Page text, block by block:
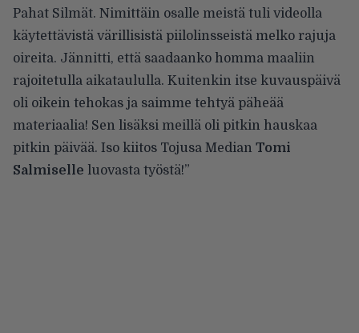
Pahat Silmät. Nimittäin osalle meistä tuli videolla
käytettävistä värillisistä piilolinsseistä melko rajuja
oireita. Jännitti, että saadaanko homma maaliin
rajoitetulla aikataululla. Kuitenkin itse kuvauspäivä
oli oikein tehokas ja saimme tehtyä päheää
materiaalia! Sen lisäksi meillä oli pitkin hauskaa
pitkin päivää. Iso kiitos Tojusa Median Tomi
Salmiselle luovasta työstä!”